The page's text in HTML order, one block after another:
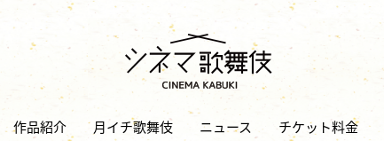
作品紹介 月イチ歌舞伎 ニュース チケット料金